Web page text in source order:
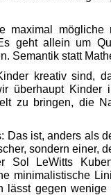
maximal mögliche
geht allein um
Semantik statt
kreativ sind,
überhaupt Kinder
zu bringen, die
Das ist, anders als
sondern einer,
Sol LeWitts
minimalistische
lässt gegen